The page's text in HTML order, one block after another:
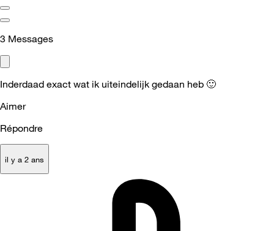
3 Messages
Inderdaad exact wat ik uiteindelijk gedaan heb 🙂
Aimer
Répondre
il y a 2 ans